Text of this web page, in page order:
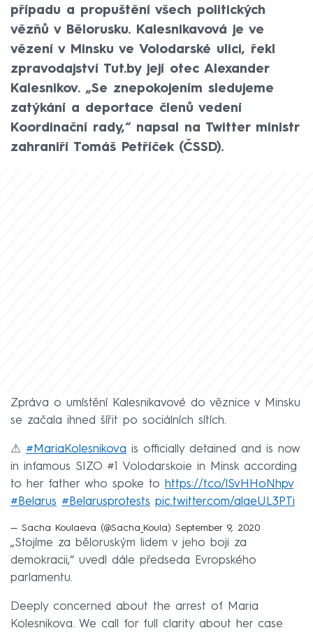
případu a propuštění všech politických
vězňů v Bělorusku. Kalesnikavová je ve
vězení v Minsku ve Volodarské ulici, řekl
zpravodajství Tut.by její otec Alexander
Kalesnikov. „Se znepokojením sledujeme
zatýkání a deportace členů vedení
Koordinační rady,“ napsal na Twitter ministr
zahraniří Tomáš Petříček (ČSSD).
Zpráva o umístění Kalesnikavové do věznice v Minsku
se začala ihned šířit po sociálních sítích.
⚠ #MariaKolesnikova is officially detained and is now
in infamous SIZO #1 Volodarskoie in Minsk according
to her father who spoke to https://t.co/lSvHHoNhpv
#Belarus #Belarusprotests pic.twitter.com/alaeUL3PTi
— Sacha Koulaeva (@Sacha_Koula) September 9, 2020
„Stojíme za běloruským lidem v jeho boji za
demokracii,“ uvedl dále předseda Evropského
parlamentu.
Deeply concerned about the arrest of Maria
Kolesnikova. We call for full clarity about her case